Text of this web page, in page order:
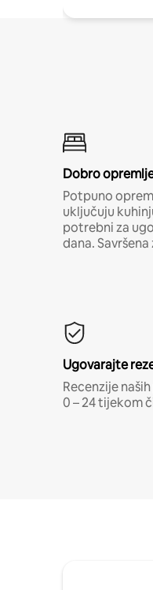
Dobro
Potpuno
uključuju
potrebni za
dana.
Ugovarajte
Recenzije
0 – 24 tijekom